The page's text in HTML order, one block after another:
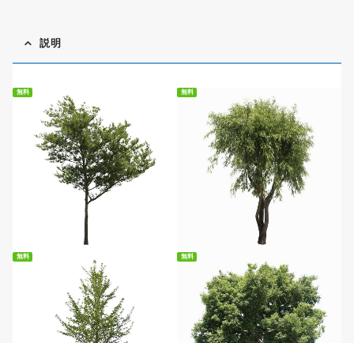
説明
無料
無料ダウンロード
無料
無料ダウンロード
無料 無料